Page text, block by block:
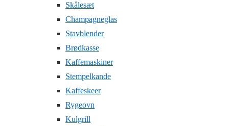
Skålesæt
Champagneglas
Stavblender
Brødkasse
Kaffemaskiner
Stempelkande
Kaffeskeer
Rygeovn
Kulgrill